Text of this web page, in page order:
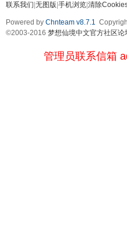
联系我们 无图版 手机浏览 清除
Powered by Chnteam v8.7.1
©2003-2016 梦想仙境中文官方社区论
管理员联系信箱